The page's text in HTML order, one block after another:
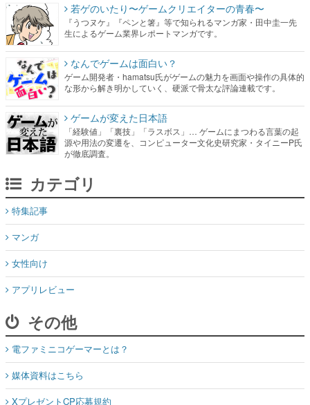
若ゲのいたり〜ゲームクリエイターの青春〜
『うつヌケ』『ペンと箸』等で知られるマンガ家・田中圭一先
生によるゲーム業界レポートマンガです。
なんでゲームは面白い？
ゲーム開発者・hamatsu氏がゲームの魅力を画面や操作の具体的
な形から解き明かしていく、硬派で骨太な評論連載です。
ゲームが変えた日本語
「経験値」「裏技」「ラスボス」… ゲームにまつわる言葉の起
源や用法の変遷を、コンピューター文化史研究家・タイニーP氏
が徹底調査。
カテゴリ
特集記事
マンガ
女性向け
アプリレビュー
その他
電ファミニコゲーマーとは？
媒体資料はこちら
XプレゼントCP応募規約